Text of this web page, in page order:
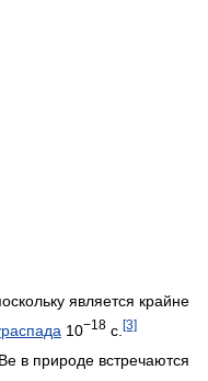
является крайне
10−18 с. [3]
Be в природе встречаются